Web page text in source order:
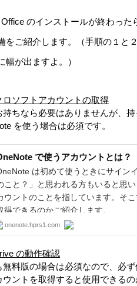
のインストールが終わっ
をご紹介します。（手順の１と
幅が出ますよ。）
ロソフトアカウントの取得
持ちなら必要はありませんが、
を使う場合は必須です。
で使うアカウントとは？
は初めて使うときにサイン
こと？」と思われる方もいると思
ウントのことを指しています。そ
得できるのかご紹介します。
onenote.hprs1.com
の動作確認
無料版の場合は必須なので、必
ウントを取得すると使用できる